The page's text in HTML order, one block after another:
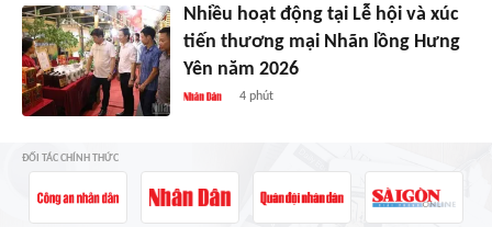
Nhiều hoạt động tại Lễ hội và xúc
tiến thương mại Nhãn lồng Hưng
Yên năm 2026
4 phút
ĐỐI TÁC CHÍNH THỨC